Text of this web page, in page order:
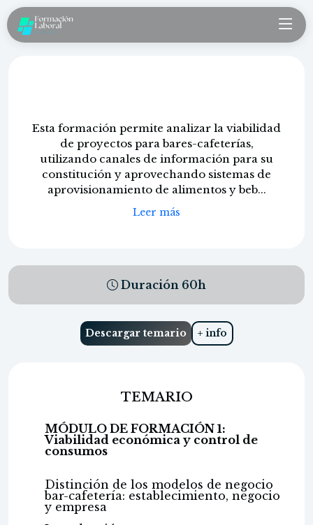
Esta formación permite analizar la viabilidad
de proyectos para bares-cafeterías,
utilizando canales de información para su
constitución y aprovechando sistemas de
aprovisionamiento de alimentos y beb...
Leer más
Duración 60h
Descargar temario + info
TEMARIO
MÓDULO DE FORMACIÓN 1:
Viabilidad económica y control de
consumos
Distinción de los modelos de negocio
bar-cafetería: establecimiento, negocio
y empresa